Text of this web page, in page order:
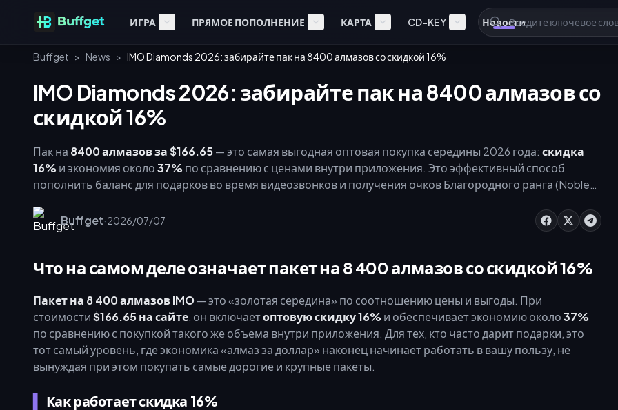
ИГРА ПРЯМОЕ ПОПОЛНЕНИЕ КАРТА CD-KEY Новости
Buffget > News > IMO Diamonds 2026: забирайте пак на 8400 алмазов со скидкой 16%
IMO Diamonds 2026: забирайте пак на 8400 алмазов со
скидкой 16%
Пак на 8400 алмазов за $166.65— это самая выгодная оптовая покупка середины 2026 года: скидка
16% и экономия около37% по сравнению с ценами внутри приложения. Это эффективный способ
пополнить баланс для подарков во время видеозвонков и получения очков Благородного ранга (Noble
версию позволяет стабильно экономить от 38% до 60% по сравнению с покупками в приложении.
Buffget·2026/07/07
Что на самом деле означает пакет на 8 400 алмазов со скидкой 16%
Пакет на 8 400 алмазов IMO— это «золотая середина» по соотношению цены и выгоды. При
стоимости$166.65 на сайте, он включаетоптовую скидку 16% и обеспечивает экономию около37%
по сравнению с покупкой такого же объема внутри приложения. Для тех, кто часто дарит подарки, это
тот самый уровень, где экономика «алмаз за доллар» наконец начинает работать в вашу пользу, не
вынуждая при этом покупать самые дорогие и крупные пакеты.
Как работает скидка 16%